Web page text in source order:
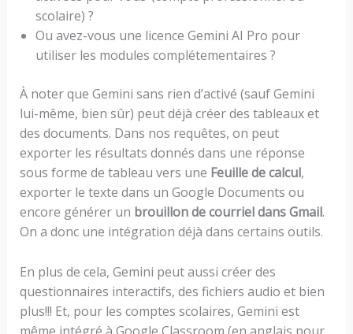
scolaire) ?
Ou avez-vous une licence Gemini AI Pro pour
utiliser les modules complétementaires ?
À noter que Gemini sans rien d’activé (sauf Gemini
lui-même, bien sûr) peut déjà créer des tableaux et
des documents. Dans nos requêtes, on peut
exporter les résultats donnés dans une réponse
sous forme de tableau vers une Feuille de calcul,
exporter le texte dans un Google Documents ou
encore générer un brouillon de courriel dans Gmail.
On a donc une intégration déjà dans certains outils.
En plus de cela, Gemini peut aussi créer des
questionnaires interactifs, des fichiers audio et bien
plus!!! Et, pour les comptes scolaires, Gemini est
même intégré à Google Classroom (en anglais pour